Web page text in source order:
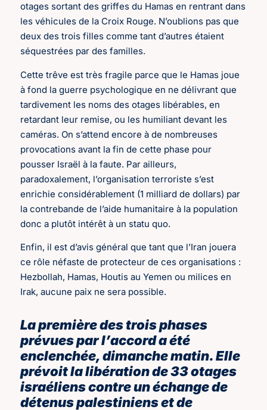
otages sortant des griffes du Hamas en rentrant dans
les véhicules de la Croix Rouge. N’oublions pas que
deux des trois filles comme tant d’autres étaient
séquestrées par des familles.
Cette trêve est très fragile parce que le Hamas joue
à fond la guerre psychologique en ne délivrant que
tardivement les noms des otages libérables, en
retardant leur remise, ou les humiliant devant les
caméras. On s’attend encore à de nombreuses
provocations avant la fin de cette phase pour
pousser Israël à la faute. Par ailleurs,
paradoxalement, l’organisation terroriste s’est
enrichie considérablement (1 milliard de dollars) par
la contrebande de l’aide humanitaire à la population
donc a plutôt intérêt à un statu quo.
Enfin, il est d’avis général que tant que l’Iran jouera
ce rôle néfaste de protecteur de ces organisations :
Hezbollah, Hamas, Houtis au Yemen ou milices en
Irak, aucune paix ne sera possible.
La première des trois phases
prévues par l’accord a été
enclenchée, dimanche matin. Elle
prévoit la libération de 33 otages
israéliens contre un échange de
détenus palestiniens et de